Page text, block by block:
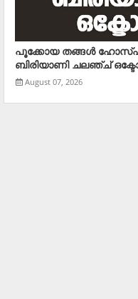
പൂക്കോയ തങ്ങള്‍
ബിരിയാണി ചലഞ്ച്
August 07, 2026